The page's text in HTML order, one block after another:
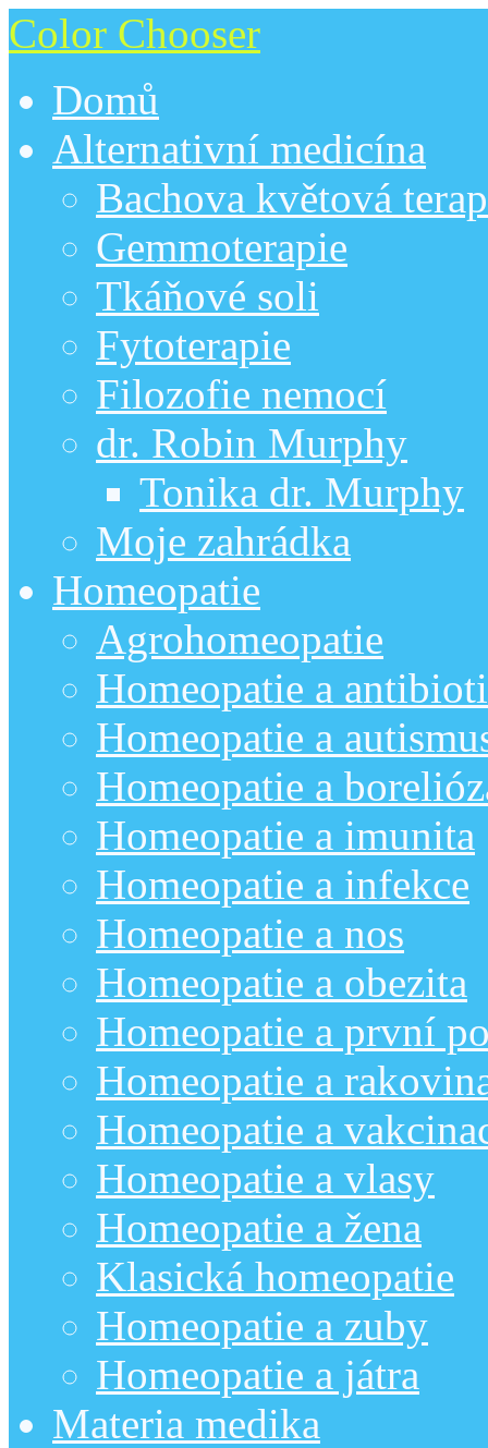
Color Chooser
Domů
Alternativní medicína
Bachova květová
Gemmoterapie
Tkáňové soli
Fytoterapie
Filozofie nemocí
dr. Robin Murphy
Tonika dr. Murphy
Moje zahrádka
Homeopatie
Agrohomeopatie
Homeopatie a
Homeopatie a
Homeopatie a
Homeopatie a imunita
Homeopatie a infekce
Homeopatie a nos
Homeopatie a obezita
Homeopatie a první
Homeopatie a
Homeopatie a
Homeopatie a vlasy
Homeopatie a žena
Klasická homeopatie
Homeopatie a zuby
Homeopatie a játra
Materia medika